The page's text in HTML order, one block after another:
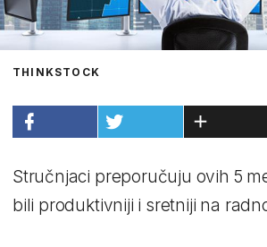
THINKSTOCK
Stručnjaci preporučuju ovih 5
bili produktivniji i sretniji na